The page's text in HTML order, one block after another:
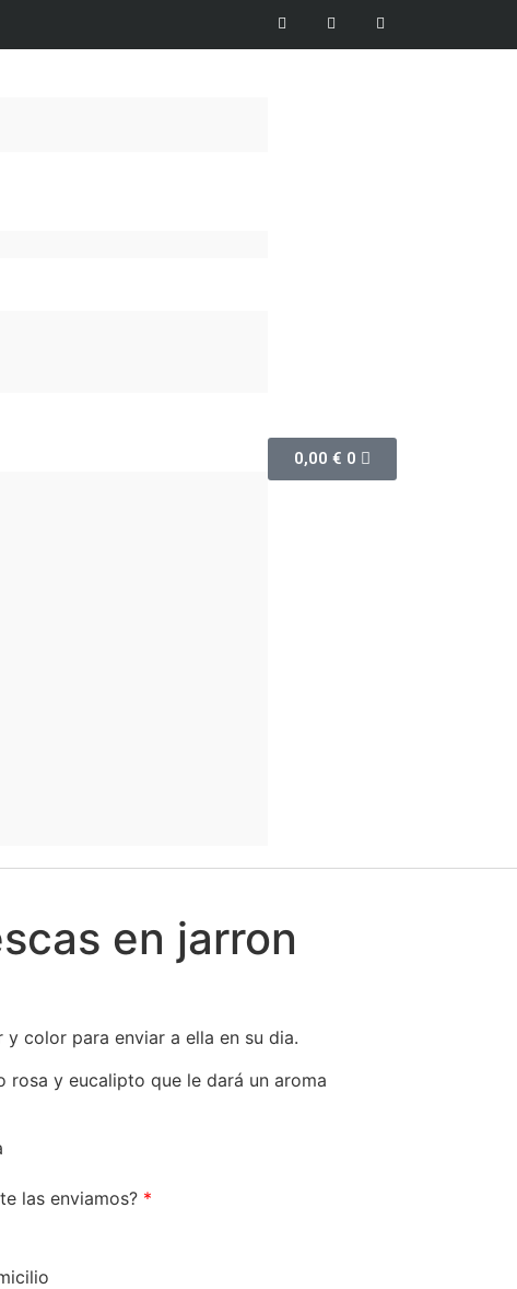
0,00 € 0
en jarron
y color para enviar a ella en su dia.
rosa y eucalipto que le dará un aroma
las enviamos?*